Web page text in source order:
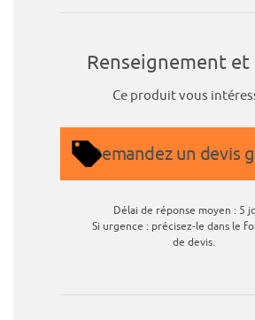
Renseignement et
Ce produit vous
Demandez un devis
Délai de réponse moyen : 5
Si urgence : précisez-le dans le
de devis.